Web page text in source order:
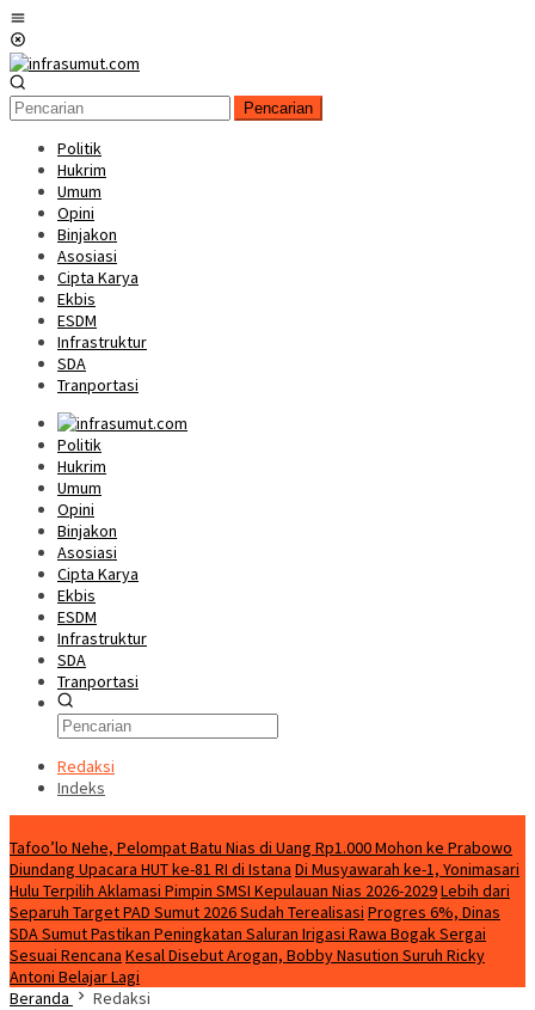
Loncat
ke
konten
Pencarian
Politik
Hukrim
Umum
Opini
Binjakon
Asosiasi
Cipta Karya
Ekbis
ESDM
Infrastruktur
SDA
Tranportasi
Politik
Hukrim
Umum
Opini
Binjakon
Asosiasi
Cipta Karya
Ekbis
ESDM
Infrastruktur
SDA
Tranportasi
Redaksi
Indeks
Tafoo’lo Nehe, Pelompat Batu Nias di Uang Rp1.000 Mohon ke Prabowo
Diundang Upacara HUT ke-81 RI di Istana Di Musyawarah ke-1, Yonimasari
Hulu Terpilih Aklamasi Pimpin SMSI Kepulauan Nias 2026-2029Lebih dari
Separuh Target PAD Sumut 2026 Sudah Terealisasi Progres 6%, Dinas
SDA Sumut Pastikan Peningkatan Saluran Irigasi Rawa Bogak Sergai
Sesuai Rencana Kesal Disebut Arogan, Bobby Nasution Suruh Ricky
Antoni Belajar Lagi
Beranda
Redaksi